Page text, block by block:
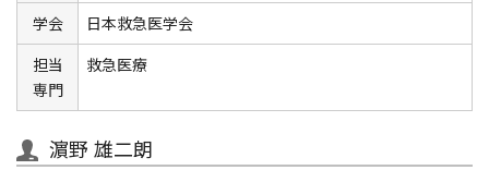
学会 日本救急医学会
担当
専門
救急医療
濵野 雄二朗